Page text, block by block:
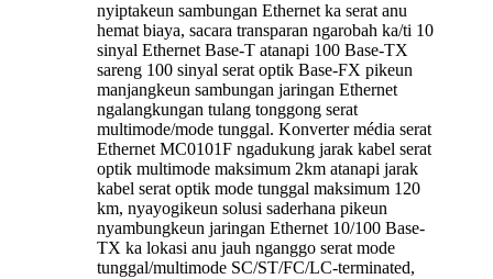
nyiptakeun sambungan Ethernet ka serat anu
hemat biaya, sacara transparan ngarobah ka/ti 10
sinyal Ethernet Base-T atanapi 100 Base-TX
sareng 100 sinyal serat optik Base-FX pikeun
manjangkeun sambungan jaringan Ethernet
ngalangkungan tulang tonggong serat
multimode/mode tunggal. Konverter média serat
Ethernet MC0101F ngadukung jarak kabel serat
optik multimode maksimum 2km atanapi jarak
kabel serat optik mode tunggal maksimum 120
km, nyayogikeun solusi saderhana pikeun
nyambungkeun jaringan Ethernet 10/100 Base-
TX ka lokasi anu jauh nganggo serat mode
tunggal/multimode SC/ST/FC/LC-terminated,